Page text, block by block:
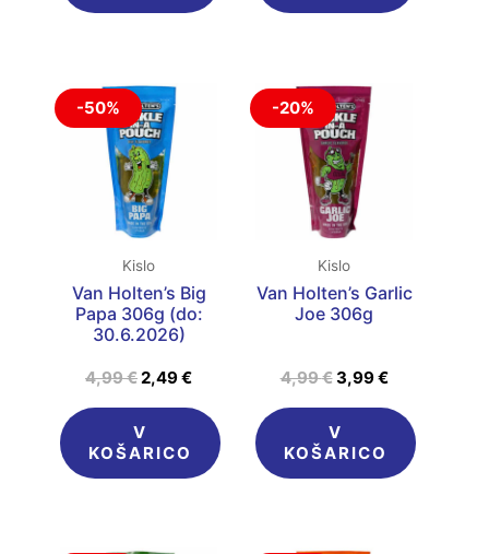
-50%
Kislo
Van Holten’s Big
Papa 306g (do:
30.6.2026)
4,99€
Izvirna
cena
je
bila:
4,99 €.
2,49€
Trenutna
V
KOŠARICO
-20%
Kislo
Van Holten’s Garlic
Joe 306g
4,99€
Izvirna
cena
je
bila:
4,99 €.
3,99€
V
KOŠARICO